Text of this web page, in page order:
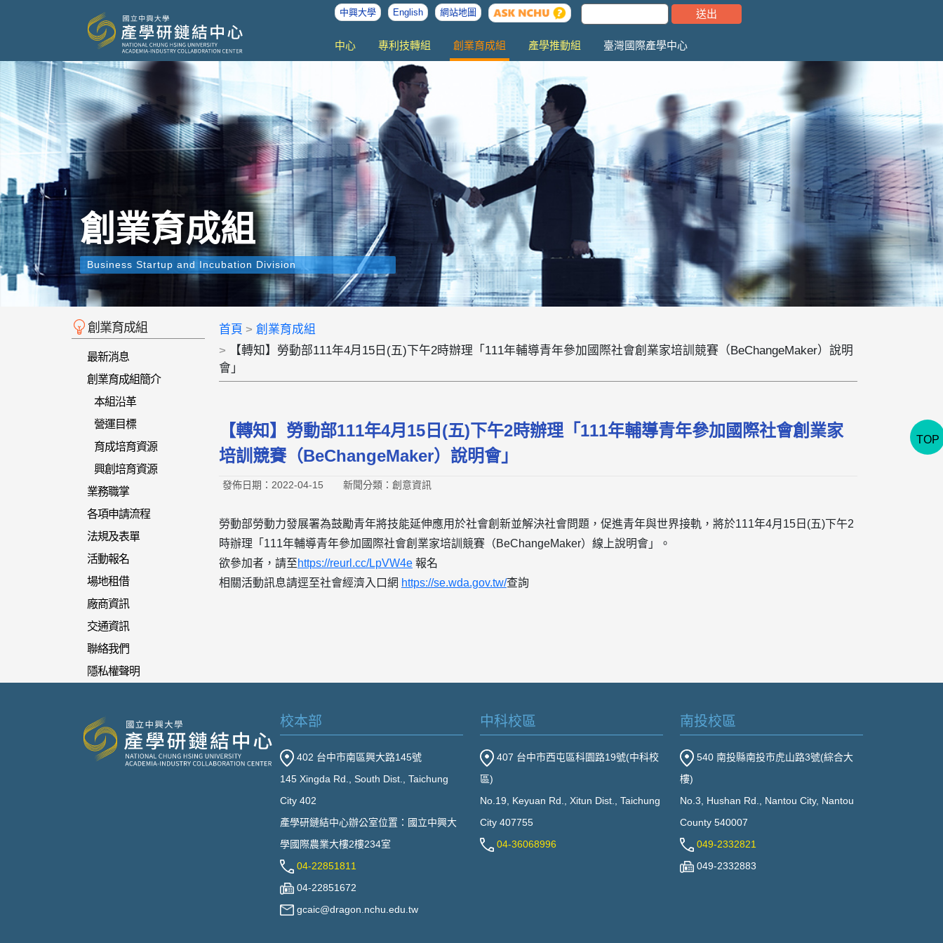
中興大學 English 網站地圖
中心 專利技轉組 創業育成組 產學推動組 臺灣國際產學中心
創業育成組
Business Startup and Incubation Division
創業育成組
最新消息
創業育成組簡介
本組沿革
營運目標
育成培育資源
興創培育資源
業務職掌
各項申請流程
法規及表單
活動報名
場地租借
廠商資訊
交通資訊
聯絡我們
隱私權聲明
首頁
創業育成組
【轉知】勞動部111年4月15日(五)下午2時辦理「111年輔導青年參加國際社會創業家培訓競賽（BeChangeMaker）說明
會」
【轉知】勞動部111年4月15日(五)下午2時辦理「111年輔導青年參加國際社會創業家
培訓競賽（BeChangeMaker）說明會」
發佈日期：2022-04-15 新聞分類：創意資訊
勞動部勞動力發展署為鼓勵青年將技能延伸應用於社會創新並解決社會問題，促進青年與世界接軌，將於111年4月15日(五)下午2
時辦理「111年輔導青年參加國際社會創業家培訓競賽（BeChangeMaker）線上說明會」。
欲參加者，請至https://reurl.cc/LpVW4e 報名
相關活動訊息請逕至社會經濟入口網 https://se.wda.gov.tw/查詢
校本部
402 台中市南區興大路145號
145 Xingda Rd., South Dist., Taichung
City 402
產學研鏈結中心辦公室位置：國立中興大
學國際農業大樓2樓234室
04-22851811
04-22851672
gcaic@dragon.nchu.edu.tw
中科校區
407 台中市西屯區科園路19號(中科校
區)
No.19, Keyuan Rd., Xitun Dist., Taichung
City 407755
04-36068996
南投校區
540 南投縣南投市虎山路3號(綜合大
樓)
No.3, Hushan Rd., Nantou City, Nantou
County 540007
049-2332821
049-2332883
TOP